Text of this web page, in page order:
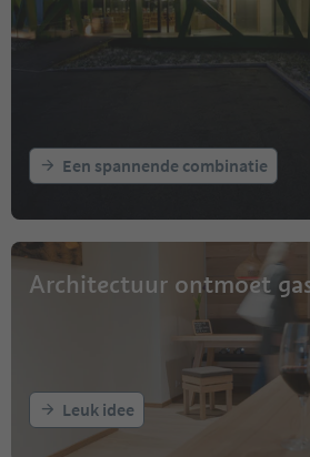
Een spannende combinatie
Architectuur ontmoet
Leuk idee